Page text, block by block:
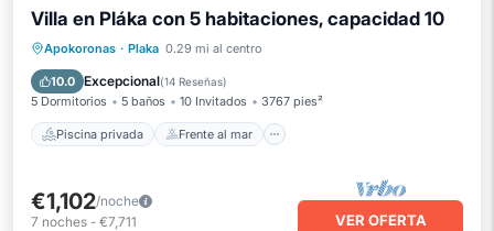
Villa en Pláka con 5 habitaciones, capacidad 10
Apokoronas · Plaka 0.29 mi al centro
10.0 Excepcional(14 Reseñas)
5 Dormitorios 5 baños 10 Invitados 3767 pies²
Piscina privada Frente al mar
Piscina privada
Frente al mar
Aparcamiento
€1,102/noche
7 noches - €7,711 VER OFERTA